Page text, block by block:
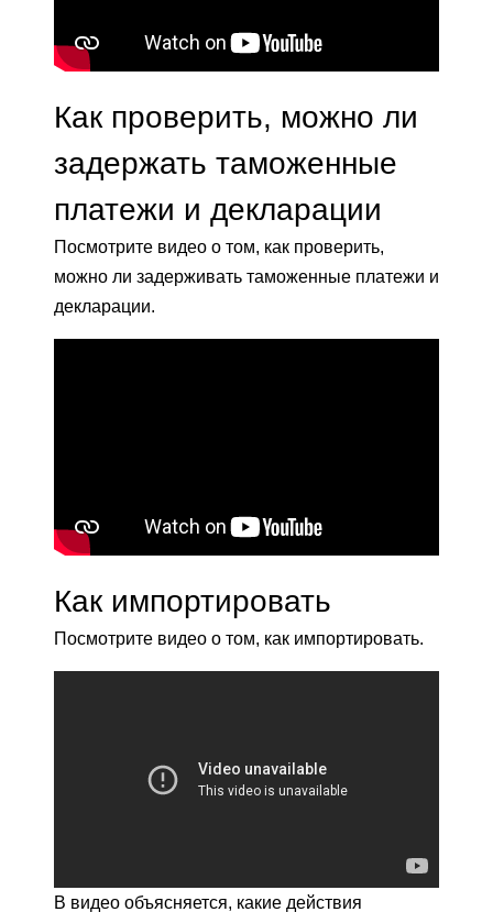
Как проверить, можно ли
задержать таможенные
платежи и декларации
Посмотрите видео о том, как проверить,
можно ли задерживать таможенные платежи и
декларации.
Как импортировать
Посмотрите видео о том, как импортировать.
В видео объясняется, какие действия